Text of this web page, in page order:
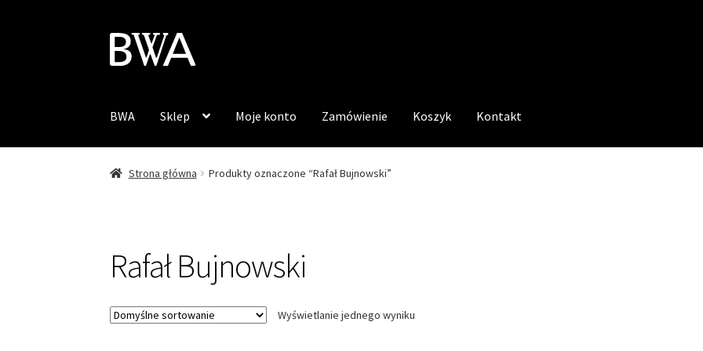
Przejdź
do
Przejdź
do
BWA Sklep Moje konto Zamówienie Koszyk Kontakt
Strona główna Produkty oznaczone “Rafał Bujnowski”
Rafał Bujnowski
Wyświetlanie jednego wyniku